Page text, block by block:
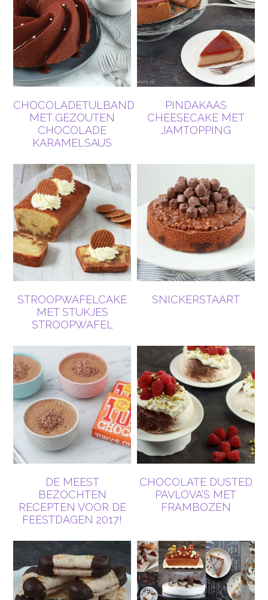
CHOCOLADETULBAND
MET GEZOUTEN
CHOCOLADE
KARAMELSAUS
PINDAKAAS
CHEESECAKE MET
JAMTOPPING
STROOPWAFELCAKE
MET STUKJES
STROOPWAFEL
SNICKERSTAART
DE MEEST
BEZOCHTEN
RECEPTEN VOOR DE
FEESTDAGEN 2017!
CHOCOLATE DUSTED
PAVLOVA’S MET
FRAMBOZEN